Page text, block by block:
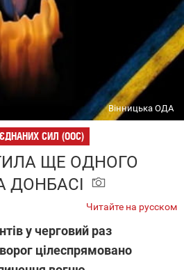
Вінницька ОДА
СИЛ (ООС)
ЩЕ ОДНОГО
ДОНБАСІ
Читайте на русском
у черговий раз
цілеспрямовано